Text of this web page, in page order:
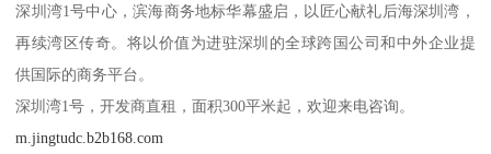
深圳湾1号中心，滨海商务地标华幕盛启，以匠心献礼后海深圳湾，
再续湾区传奇。将以价值为进驻深圳的全球跨国公司和中外企业提
供国际的商务平台。
深圳湾1号，开发商直租，面积300平米起，欢迎来电咨询。
m.jingtudc.b2b168.com